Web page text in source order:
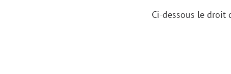
Ci-dessous le droit